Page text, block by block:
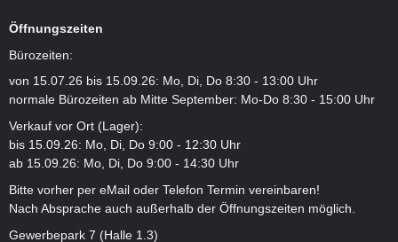
Öffnungszeiten
Bürozeiten:
von 15.07.26 bis 15.09.26: Mo, Di, Do 8:30 - 13:00 Uhr
normale Bürozeiten ab Mitte September: Mo-Do 8:30 - 15:00 Uhr
Verkauf vor Ort (Lager):
bis 15.09.26: Mo, Di, Do 9:00 - 12:30 Uhr
ab 15.09.26: Mo, Di, Do 9:00 - 14:30 Uhr
Bitte vorher per eMail oder Telefon Termin vereinbaren!
Nach Absprache auch außerhalb der Öffnungszeiten möglich.
Gewerbepark 7 (Halle 1.3)